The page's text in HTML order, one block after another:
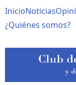
al
contenido
Navegación
principal
InicioNoticias
¿Quiénes somos?